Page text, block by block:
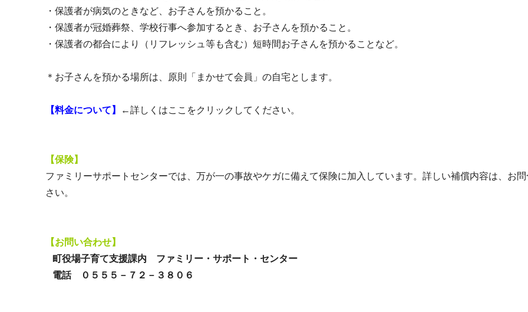
・保護者が病気のときなど、お子さんを預かること。
・保護者が冠婚葬祭、学校行事へ参加するとき、お子さんを預かること。
・保護者の都合により（リフレッシュ等も含む）短時間お子さんを預かることなど。
＊お子さんを預かる場所は、原則「まかせて会員」の自宅とします。
【料金について】 ←詳しくはここをクリックしてください。
【保険】
ファミリーサポートセンターでは、万が一の事故やケガに備えて保険に加入しています。詳しい補償内容は、お
さい。
【お問い合わせ】
町役場子育て支援課内 ファミリー・サポート・センター
電話 ０５５５－７２－３８０６